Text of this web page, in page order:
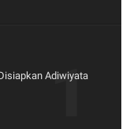
Adiwiyata